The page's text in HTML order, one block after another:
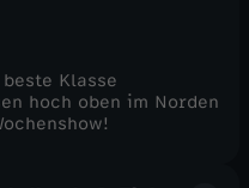
Klasse
hoch oben im Norden